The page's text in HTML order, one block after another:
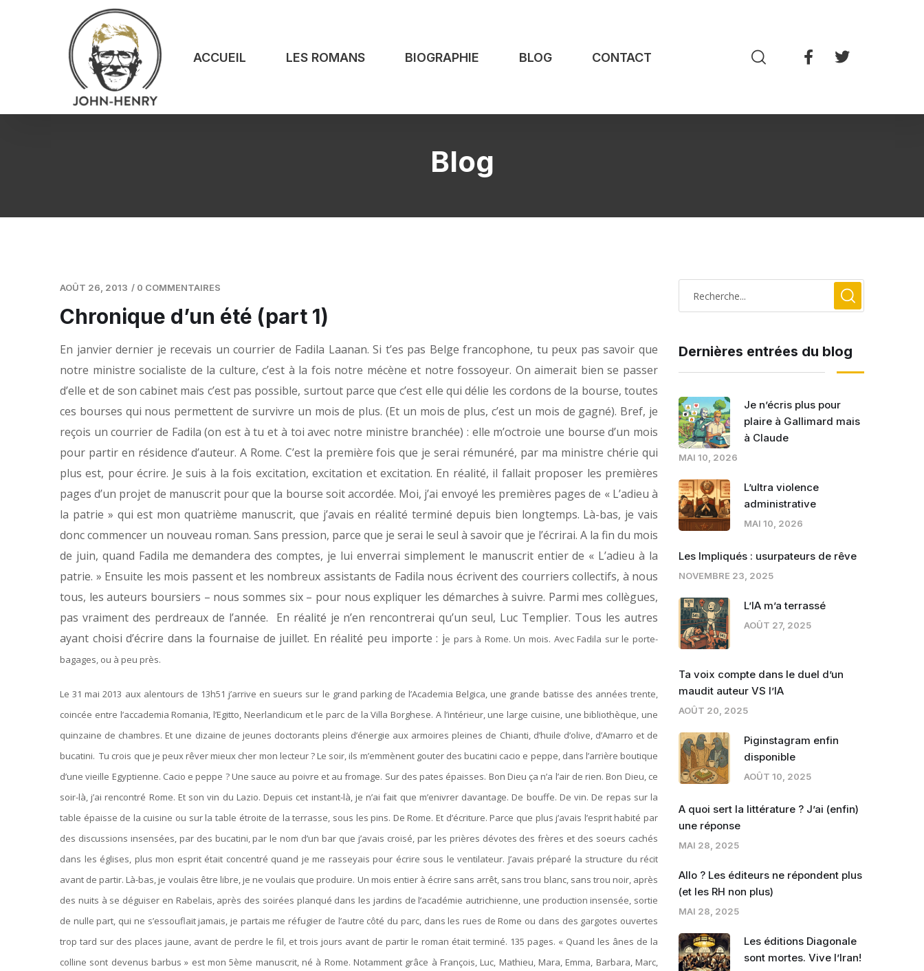
ACCUEIL LES ROMANS BIOGRAPHIE BLOG CONTACT
Blog
AOÛT 26, 2013 / 0 COMMENTAIRES
Chronique d’un été (part 1)
En janvier dernier je recevais un courrier de Fadila Laanan. Si t’es pas Belge francophone, tu peux pas savoir que
notre ministre socialiste de la culture, c’est à la fois notre mécène et notre fossoyeur. On aimerait bien se passer
d’elle et de son cabinet mais c’est pas possible, surtout parce que c’est elle qui délie les cordons de la bourse, toutes
ces bourses qui nous permettent de survivre un mois de plus. (Et un mois de plus, c’est un mois de gagné). Bref, je
reçois un courrier de Fadila (on est à tu et à toi avec notre ministre branchée) : elle m’octroie une bourse d’un mois
pour partir en résidence d’auteur. A Rome. C’est la première fois que je serai rémunéré, par ma ministre chérie qui
plus est, pour écrire. Je suis à la fois excitation, excitation et excitation. En réalité, il fallait proposer les premières
pages d’un projet de manuscrit pour que la bourse soit accordée. Moi, j’ai envoyé les premières pages de « L’adieu à
la patrie » qui est mon quatrième manuscrit, que j’avais en réalité terminé depuis bien longtemps. Là-bas, je vais
donc commencer un nouveau roman. Sans pression, parce que je serai le seul à savoir que je l’écrirai. A la fin du mois
de juin, quand Fadila me demandera des comptes, je lui enverrai simplement le manuscrit entier de « L’adieu à la
patrie. » Ensuite les mois passent et les nombreux assistants de Fadila nous écrivent des courriers collectifs, à nous
tous, les auteurs boursiers – nous sommes six – pour nous expliquer les démarches à suivre. Parmi mes collègues,
pas vraiment des perdreaux de l’année. En réalité je n’en rencontrerai qu’un seul, Luc Templier. Tous les autres
ayant choisi d’écrire dans la fournaise de juillet. En réalité peu importe : je pars à Rome. Un mois. Avec Fadila sur le porte-
bagages, ou à peu près.
Le 31 mai 2013 aux alentours de 13h51 j’arrive en sueurs sur le grand parking de l’Academia Belgica, une grande batisse des années trente,
coincée entre l’accademia Romania, l’Egitto, Neerlandicum et le parc de la Villa Borghese. A l’intérieur, une large cuisine, une bibliothèque, une
quinzaine de chambres. Et une dizaine de jeunes doctorants pleins d’énergie aux armoires pleines de Chianti, d’huile d’olive, d’Amarro et de
bucatini. Tu crois que je peux rêver mieux cher mon lecteur ? Le soir, ils m’emmènent gouter des bucatini cacio e peppe, dans l’arrière boutique
d’une vieille Egyptienne. Cacio e peppe ? Une sauce au poivre et au fromage. Sur des pates épaisses. Bon Dieu ça n’a l’air de rien. Bon Dieu, ce
soir-là, j’ai rencontré Rome. Et son vin du Lazio. Depuis cet instant-là, je n’ai fait que m’enivrer davantage. De bouffe. De vin. De repas sur la
table épaisse de la cuisine ou sur la table étroite de la terrasse, sous les pins. De Rome. Et d’écriture. Parce que plus j’avais l’esprit habité par
des discussions insensées, par des bucatini, par le nom d’un bar que j’avais croisé, par les prières dévotes des frères et des soeurs cachés
dans les églises, plus mon esprit était concentré quand je me rasseyais pour écrire sous le ventilateur. J’avais préparé la structure du récit
avant de partir. Là-bas, je voulais être libre, je ne voulais que produire. Un mois entier à écrire sans arrêt, sans trou blanc, sans trou noir, après
des nuits à se déguiser en Rabelais, après des soirées planqué dans les jardins de l’académie autrichienne, une production insensée, sortie
de nulle part, qui ne s’essouflait jamais, je partais me réfugier de l’autre côté du parc, dans les rues de Rome ou dans des gargotes ouvertes
trop tard sur des places jaune, avant de perdre le fil, et trois jours avant de partir le roman était terminé. 135 pages. « Quand les ânes de la
colline sont devenus barbus » est mon 5ème manuscrit, né à Rome. Notamment grâce à François, Luc, Mathieu, Mara, Emma, Barbara, Marc,
Dernières entrées du blog
Je n’écris plus pour
plaire à Gallimard mais
à Claude
MAI 10, 2026
L’ultra violence
administrative
MAI 10, 2026
Les Impliqués : usurpateurs de rêve
NOVEMBRE 23, 2025
L’IA m’a terrassé
AOÛT 27, 2025
Ta voix compte dans le duel d’un
maudit auteur VS l’IA
AOÛT 20, 2025
Piginstagram enfin
disponible
AOÛT 10, 2025
A quoi sert la littérature ? J’ai (enfin)
une réponse
MAI 28, 2025
Allo ? Les éditeurs ne répondent plus
(et les RH non plus)
MAI 28, 2025
Les éditions Diagonale
sont mortes. Vive l’Iran!